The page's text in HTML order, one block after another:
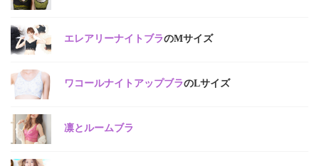
エレアリーナイトブラのMサイズ
ワコールナイトアップブラのLサイズ
凛とルームブラ